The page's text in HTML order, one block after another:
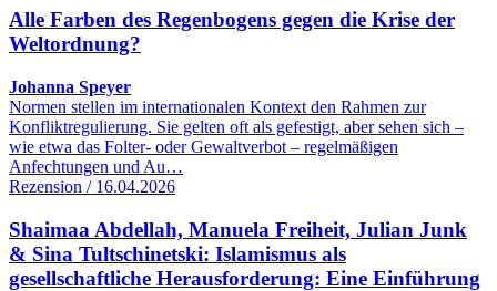
Alle Farben des Regenbogens gegen die Krise der
Weltordnung?
Johanna Speyer
Normen stellen im internationalen Kontext den Rahmen zur
Konfliktregulierung. Sie gelten oft als gefestigt, aber sehen sich –
wie etwa das Folter- oder Gewaltverbot – regelmäßigen
Anfechtungen und Au…
Rezension / 16.04.2026
Shaimaa Abdellah, Manuela Freiheit, Julian Junk
& Sina Tultschinetski: Islamismus als
gesellschaftliche Herausforderung: Eine Einführung